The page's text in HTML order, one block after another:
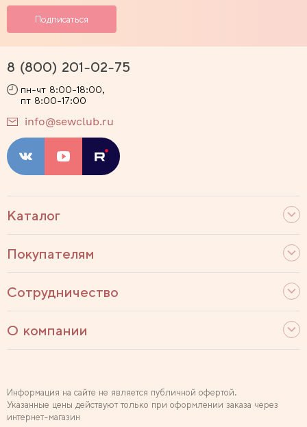
Каталог
Покупателям
Сотрудничество
О компании
8 (800) 201-02-75
пн-чт 8:00-18:00,
пт 8:00-17:00
info@sewclub.ru
Информация на сайте не является публичной офертой.
Указанные цены действуют только при оформлении заказа через
интернет-магазин